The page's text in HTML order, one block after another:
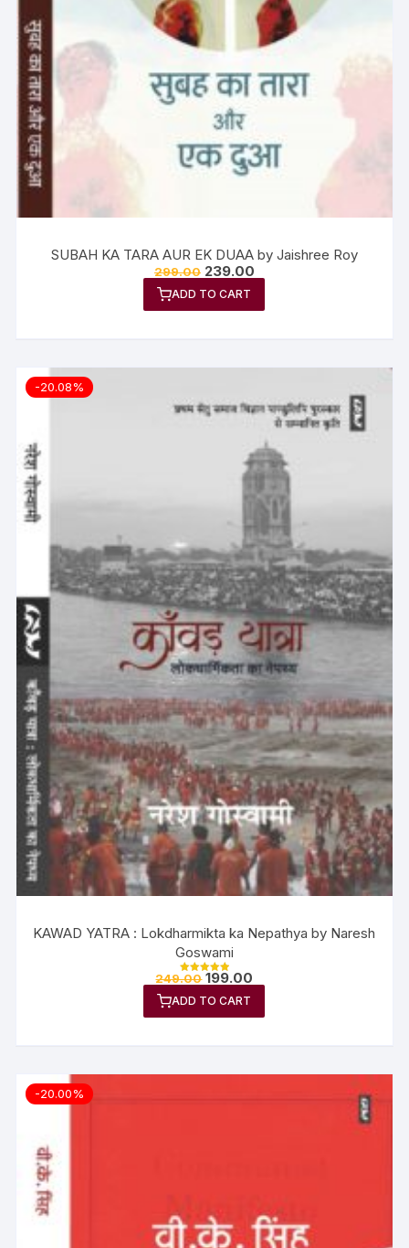
SUBAH KA TARA AUR EK DUAA by Jaishree Roy
299.00 239.00
ADD TO CART
-20.08%
KAWAD YATRA : Lokdharmikta ka Nepathya by Naresh
Goswami
Rated
out of 5
249.00 199.00
ADD TO CART
-20.00%